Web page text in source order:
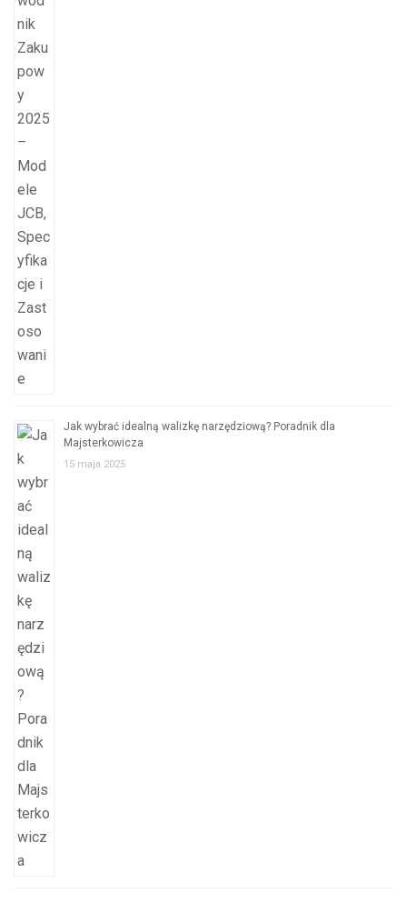
Jak wybrać idealną walizkę narzędziową? Poradnik dla
Majsterkowicza
15 maja 2025